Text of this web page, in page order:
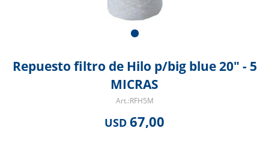
Repuesto filtro de Hilo p/big blue 20" - 5
MICRAS
RFH5M
USD 67,00